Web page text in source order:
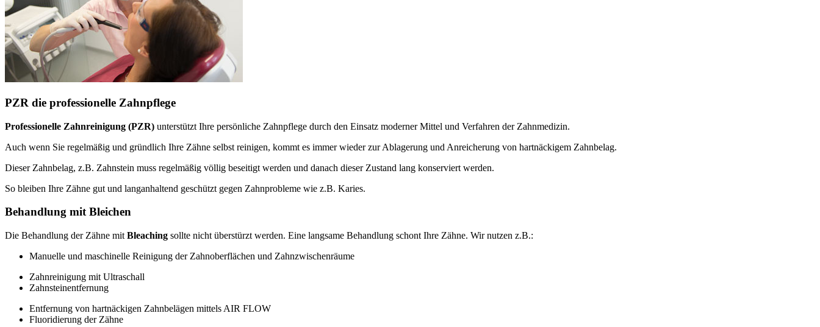
PZR die professionelle Zahnpflege
Professionelle Zahnreinigung (PZR) unterstützt Ihre persönliche Zahnpflege durch den Einsatz moderner Mittel und Verfahren der Zahnmedizin.
Auch wenn Sie regelmäßig und gründlich Ihre Zähne selbst reinigen, kommt es immer wieder zur Ablagerung und Anreicherung von hartnäckigem Zahnbelag.
Dieser Zahnbelag, z.B. Zahnstein muss regelmäßig völlig beseitigt werden und danach dieser Zustand lang konserviert werden.
So bleiben Ihre Zähne gut und langanhaltend geschützt gegen Zahnprobleme wie z.B. Karies.
Behandlung mit Bleichen
Die Behandlung der Zähne mit Bleaching sollte nicht überstürzt werden. Eine langsame Behandlung schont Ihre Zähne. Wir nutzen z.B.:
Manuelle und maschinelle Reinigung der Zahnoberflächen und Zahnzwischenräume
Zahnreinigung mit Ultraschall
Zahnsteinentfernung
Entfernung von hartnäckigen Zahnbelägen mittels AIR FLOW
Fluoridierung der Zähne